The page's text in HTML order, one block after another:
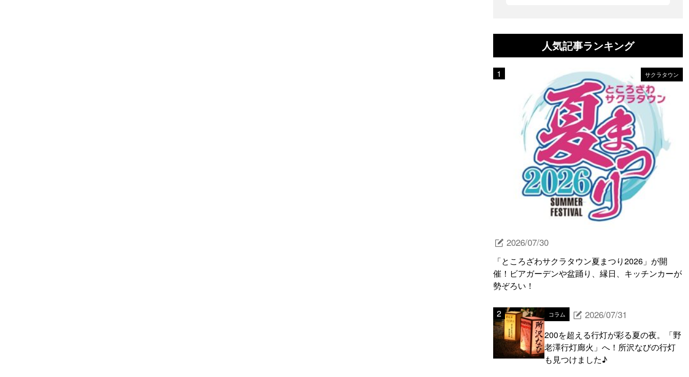
人気記事ランキング
サクラタウン
2026/07/30
「ところざわサクラタウン夏まつり2026」が開
催！ビアガーデンや盆踊り、縁日、キッチンカーが
勢ぞろい！
コラム 2026/07/31
200を超える行灯が彩る夏の夜。「野
老澤行灯廊火」へ！所沢なびの行灯
も見つけました♪